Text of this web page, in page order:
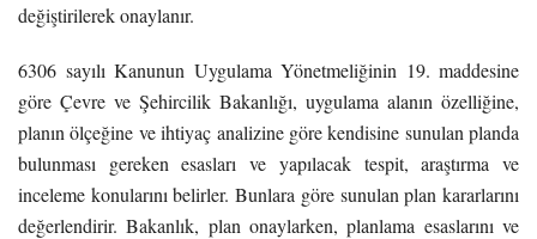
değiştirilerek onaylanır.
6306 sayılı Kanunun Uygulama Yönetmeliğinin 19. maddesine
göre Çevre ve Şehircilik Bakanlığı, uygulama alanın özelliğine,
planın ölçeğine ve ihtiyaç analizine göre kendisine sunulan planda
bulunması gereken esasları ve yapılacak tespit, araştırma ve
inceleme konularını belirler. Bunlara göre sunulan plan kararlarını
değerlendirir. Bakanlık, plan onaylarken, planlama esaslarını ve